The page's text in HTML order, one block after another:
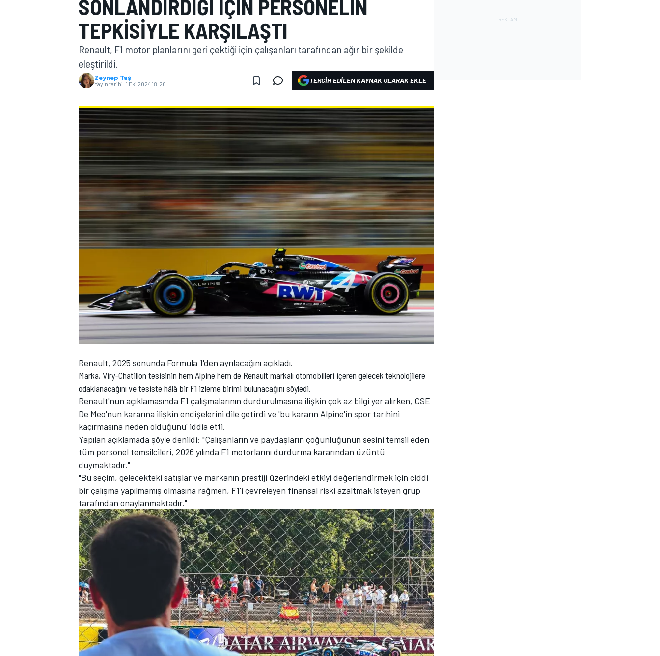
MOTOGP
WORLD SUPERBIKE
WRC
TÜRK SPORCULAR
SONLANDIRDIĞI IÇIN PERSONELIN
TEPKISIYLE KARŞILAŞTI
Renault, F1 motor planlarını geri çektiği için çalışanları tarafından ağır bir şekilde
eleştirildi.
Zeynep Taş
Yayın tarihi: 1 Eki 2024 18:20 TERCIH EDILEN KAYNAK OLARAK EKLE
Renault, 2025 sonunda Formula 1'den ayrılacağını açıkladı.
Marka, Viry-Chatillon tesisinin hem Alpine hem de Renault markalı otomobilleri içeren gelecek teknolojilere
odaklanacağını ve tesiste hâlâ bir F1 izleme birimi bulunacağını söyledi.
Renault'nun açıklamasında F1 çalışmalarının durdurulmasına ilişkin çok az bilgi yer alırken, CSE
De Meo'nun kararına ilişkin endişelerini dile getirdi ve 'bu kararın Alpine'in spor tarihini
kaçırmasına neden olduğunu' iddia etti.
Yapılan açıklamada şöyle denildi: "Çalışanların ve paydaşların çoğunluğunun sesini temsil eden
tüm personel temsilcileri, 2026 yılında F1 motorlarını durdurma kararından üzüntü
duymaktadır."
"Bu seçim, gelecekteki satışlar ve markanın prestiji üzerindeki etkiyi değerlendirmek için ciddi
bir çalışma yapılmamış olmasına rağmen, F1'i çevreleyen finansal riski azaltmak isteyen grup
tarafından onaylanmaktadır."